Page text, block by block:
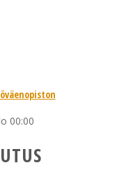
00:00